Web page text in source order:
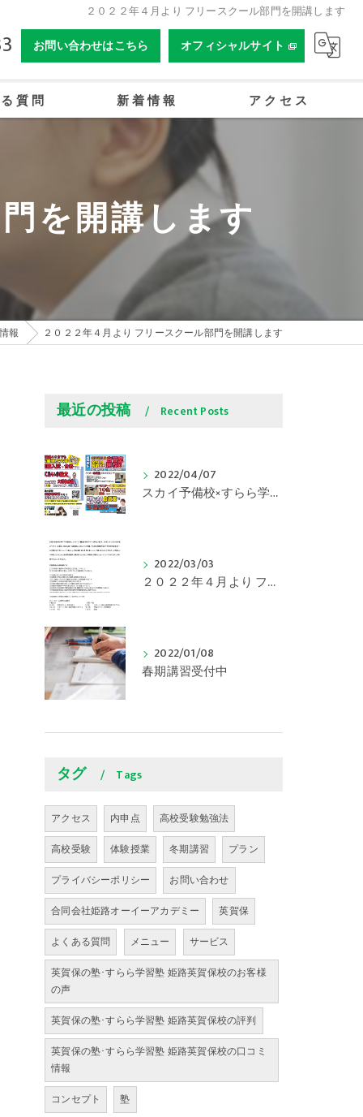
２０２２年４月より フリースクール部門を開講します
お問い合わせはこちら オフィシャルサイト
質問 新着情報 アクセス
合同会社姫路オーイーアカデミー
を開講します
報 ２０２２年４月より フリースクール部門を開講します
最近の投稿 Recent Posts
2022/04/07
スカイ予備校×すらら学習塾コラボ企画決定！！
2022/03/03
２０２２年４月より フリースクール部門を開講します
2022/01/08
春期講習受付中
タグ Tags
アクセス 内申点
高校受験勉強法
高校受験
体験授業 冬期講習
プラン
プライバシーポリシー
お問い合わせ
合同会社姫路オーイーアカデミー
英賀保
よくある質問
メニュー
サービス
英賀保の塾･すらら学習塾 姫路英賀保校のお客様
の声
英賀保の塾･すらら学習塾 姫路英賀保校の評判
英賀保の塾･すらら学習塾 姫路英賀保校の口コミ
情報
コンセプト
塾